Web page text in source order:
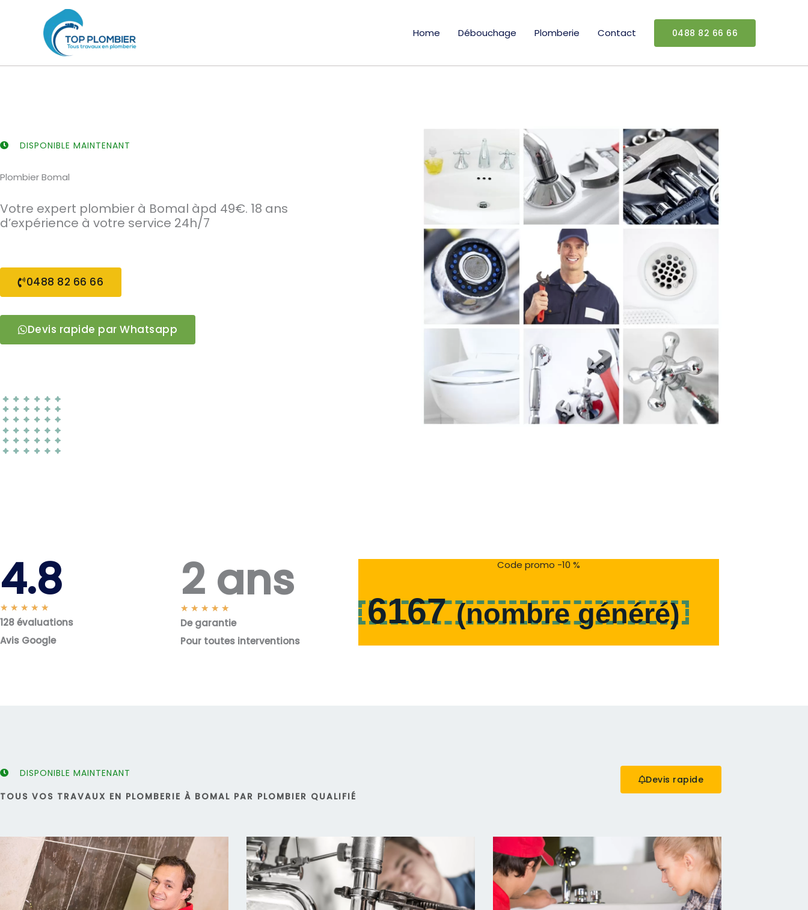
Home Débouchage Plomberie Contact 0488 82 66 66
DISPONIBLE MAINTENANT
Plombier Bomal
Votre expert plombier à Bomal àpd 49€. 18 ans
d’expérience à votre service 24h/7
0488 82 66 66
Devis rapide par Whatsapp
4.8
★ ★ ★ ★ ★
o
t
128 évaluations
Avis Google
2 ans
★ ★ ★ ★ ★
o
De garantie
Pour toutes interventions
Code promo -10 %
6167(nombre généré)
DISPONIBLE MAINTENANT
TOUS VOS TRAVAUX EN PLOMBERIE À BOMAL PAR PLOMBIER QUALIFIÉ
Devis rapide